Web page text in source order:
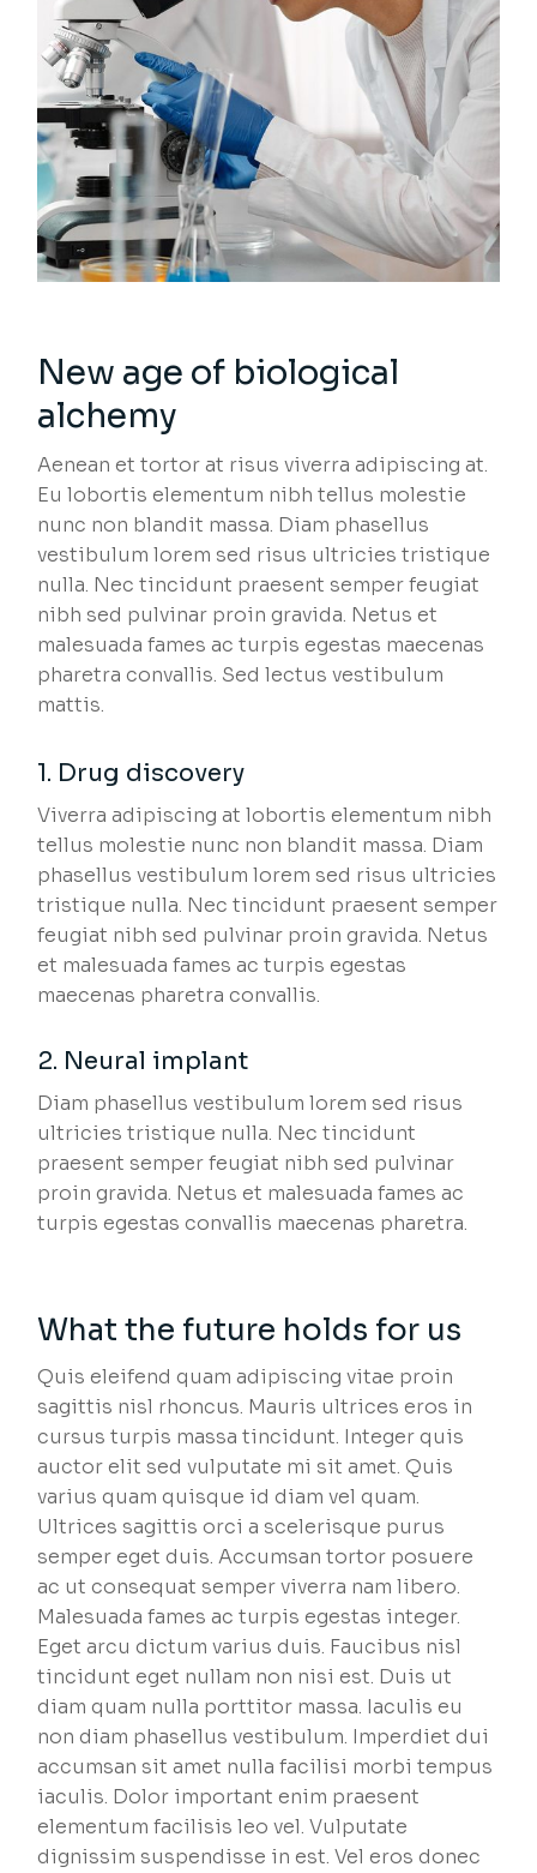
New age of biological
alchemy
Aenean et tortor at risus viverra adipiscing at.
Eu lobortis elementum nibh tellus molestie
nunc non blandit massa. Diam phasellus
vestibulum lorem sed risus ultricies tristique
nulla. Nec tincidunt praesent semper feugiat
nibh sed pulvinar proin gravida. Netus et
malesuada fames ac turpis egestas maecenas
pharetra convallis. Sed lectus vestibulum
mattis.
1. Drug discovery
Viverra adipiscing at lobortis elementum nibh
tellus molestie nunc non blandit massa. Diam
phasellus vestibulum lorem sed risus ultricies
tristique nulla. Nec tincidunt praesent semper
feugiat nibh sed pulvinar proin gravida. Netus
et malesuada fames ac turpis egestas
maecenas pharetra convallis.
2. Neural implant
Diam phasellus vestibulum lorem sed risus
ultricies tristique nulla. Nec tincidunt
praesent semper feugiat nibh sed pulvinar
proin gravida. Netus et malesuada fames ac
turpis egestas convallis maecenas pharetra.
What the future holds for us
Quis eleifend quam adipiscing vitae proin
sagittis nisl rhoncus. Mauris ultrices eros in
cursus turpis massa tincidunt. Integer quis
auctor elit sed vulputate mi sit amet. Quis
varius quam quisque id diam vel quam.
Ultrices sagittis orci a scelerisque purus
semper eget duis. Accumsan tortor posuere
ac ut consequat semper viverra nam libero.
Malesuada fames ac turpis egestas integer.
Eget arcu dictum varius duis. Faucibus nisl
tincidunt eget nullam non nisi est. Duis ut
diam quam nulla porttitor massa. Iaculis eu
non diam phasellus vestibulum. Imperdiet dui
accumsan sit amet nulla facilisi morbi tempus
iaculis. Dolor important enim praesent
elementum facilisis leo vel. Vulputate
dignissim suspendisse in est. Vel eros donec